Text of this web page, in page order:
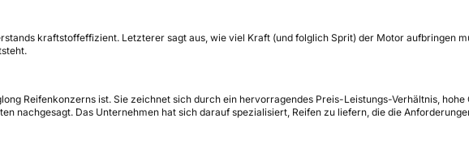
kraftstoffeffizient. Letzterer sagt aus, wie viel Kraft (und folglich Sprit) der Motor aufbringen
Reifenkonzerns ist. Sie zeichnet sich durch ein hervorragendes Preis-Leistungs-Verhältnis,
nachgesagt. Das Unternehmen hat sich darauf spezialisiert, Reifen zu liefern, die die